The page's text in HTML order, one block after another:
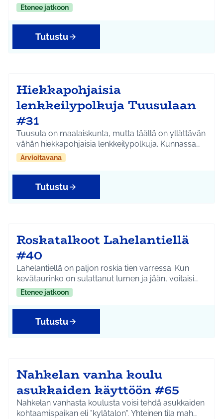
Etenee jatkoon
Tutustu
Hiekkapohjaisia
lenkkeilypolkuja Tuusulaan
#31
Tuusula on maalaiskunta, mutta täällä on yllättävän
vähän hiekkapohjaisia lenkkeilypolkuja. Kunnassa…
Arvioitavana
Tutustu
Roskatalkoot Lahelantiellä
#40
Lahelantiellä on paljon roskia tien varressa. Kun
kevätaurinko on sulattanut lumen ja jään, voitaisi…
Etenee jatkoon
Tutustu
Nahkelan vanha koulu
asukkaiden käyttöön #65
Nahkelan vanhasta koulusta voisi tehdä asukkaiden
kohtaamispaikan eli "kylätalon". Yhteinen tila mah…